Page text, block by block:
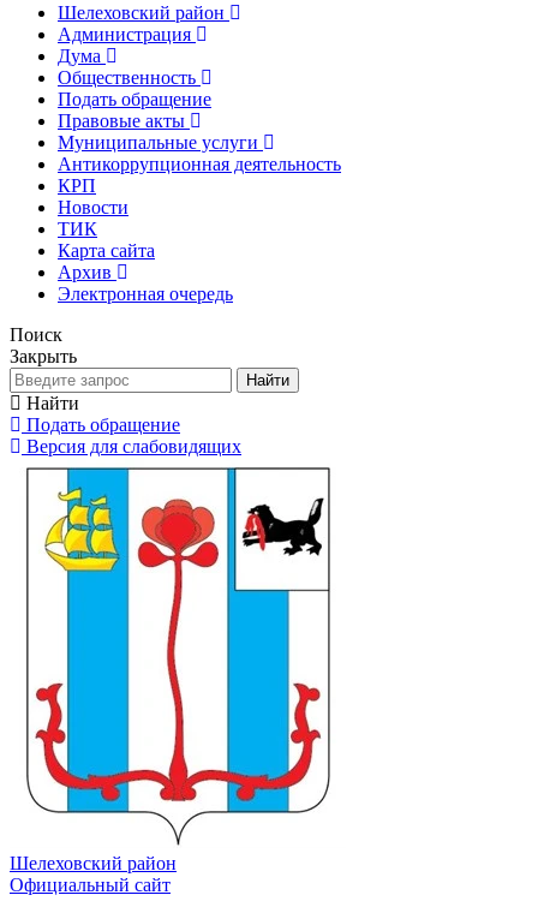
Шелеховский район
Администрация
Дума
Общественность
Подать обращение
Правовые акты
Муниципальные услуги
Антикоррупционная деятельность
КРП
Новости
ТИК
Карта сайта
Архив
Электронная очередь
Поиск
Закрыть
Найти
Найти
Подать обращение
Версия для слабовидящих
Шелеховский район
Официальный сайт